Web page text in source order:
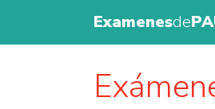
Examenesde